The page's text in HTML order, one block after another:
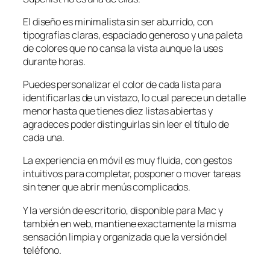
El diseño es minimalista sin ser aburrido, con
tipografías claras, espaciado generoso y una paleta
de colores que no cansa la vista aunque la uses
durante horas.
Puedes personalizar el color de cada lista para
identificarlas de un vistazo, lo cual parece un detalle
menor hasta que tienes diez listas abiertas y
agradeces poder distinguirlas sin leer el título de
cada una.
La experiencia en móvil es muy fluida, con gestos
intuitivos para completar, posponer o mover tareas
sin tener que abrir menús complicados.
Y la versión de escritorio, disponible para Mac y
también en web, mantiene exactamente la misma
sensación limpia y organizada que la versión del
teléfono.